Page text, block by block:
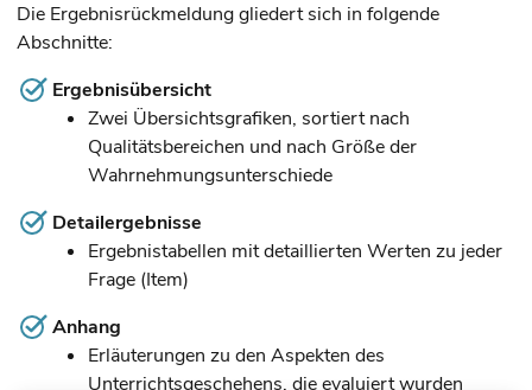
Die Ergebnisrückmeldung gliedert sich in folgende
Abschnitte:
Ergebnisübersicht
Zwei Übersichtsgrafiken, sortiert nach
Qualitätsbereichen und nach Größe der
Wahrnehmungsunterschiede
Detailergebnisse
Ergebnistabellen mit detaillierten Werten zu jeder
Frage (Item)
Anhang
Erläuterungen zu den Aspekten des
Unterrichtsgeschehens, die evaluiert wurden